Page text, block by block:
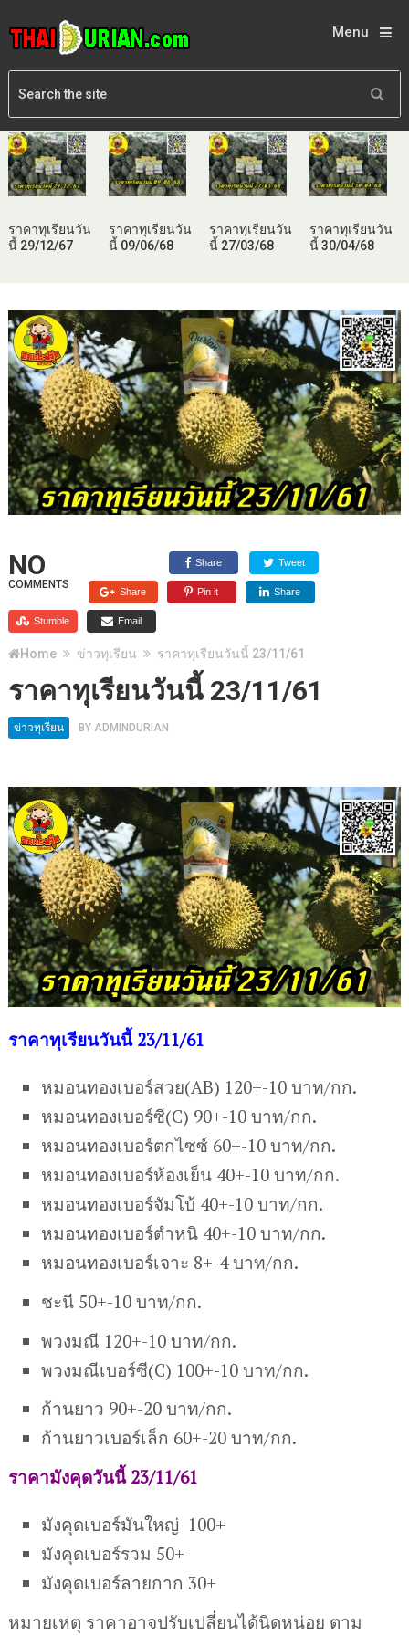
Menu
ราคาทุเรียนวัน
นี้ 29/12/67
ราคาทุเรียนวัน
นี้ 09/06/68
ราคาทุเรียนวัน
นี้ 27/03/68
ราคาทุเรียนวัน
นี้ 30/04/68
NO
COMMENTS
Share Tweet
Share Pin it Share
Stumble Email
Home ข่าวทุเรียน ราคาทุเรียนวันนี้ 23/11/61
ราคาทุเรียนวันนี้ 23/11/61
ข่าวทุเรียน BY ADMINDURIAN
ราคาทุเรียนวันนี้ 23/11/61
หมอนทองเบอร์สวย(AB) 120+-10 บาท/กก.
หมอนทองเบอร์ซี(C) 90+-10 บาท/กก.
หมอนทองเบอร์ตกไซซ์ 60+-10 บาท/กก.
หมอนทองเบอร์ห้องเย็น 40+-10 บาท/กก.
หมอนทองเบอร์จัมโบ้ 40+-10 บาท/กก.
หมอนทองเบอร์ตำหนิ 40+-10 บาท/กก.
หมอนทองเบอร์เจาะ 8+-4 บาท/กก.
ชะนี 50+-10 บาท/กก.
พวงมณี 120+-10 บาท/กก.
พวงมณีเบอร์ซี(C) 100+-10 บาท/กก.
ก้านยาว 90+-20 บาท/กก.
ก้านยาวเบอร์เล็ก 60+-20 บาท/กก.
ราคามังคุดวันนี้ 23/11/61
มังคุดเบอร์มันใหญ่ 100+
มังคุดเบอร์รวม 50+
มังคุดเบอร์ลายกาก 30+
หมายเหตุ ราคาอาจปรับเปลี่ยนได้นิดหน่อย ตาม